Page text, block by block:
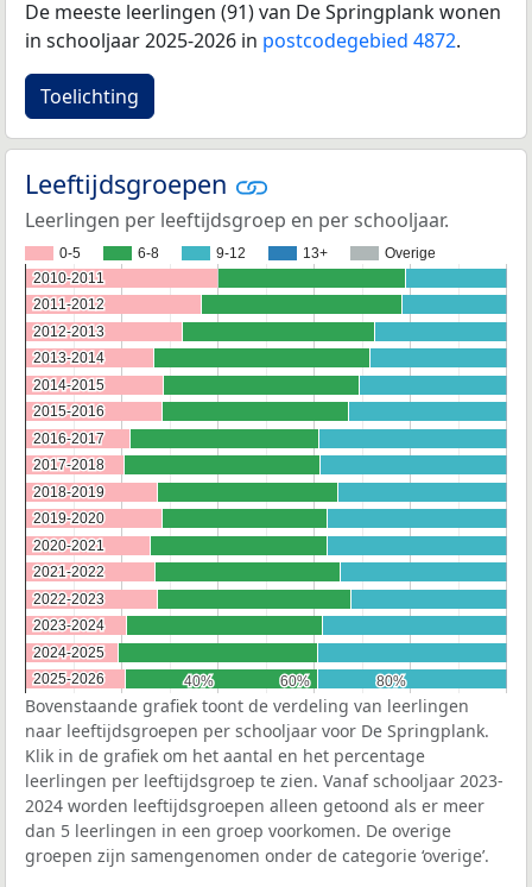
De meeste leerlingen (91) van De Springplank wonen
in schooljaar 2025-2026 in postcodegebied 4872.
Toelichting
Leeftijdsgroepen
Leerlingen per leeftijdsgroep en per schooljaar.
0-5 6-8 9-12 13+ Overige
40%
40% 60%
60% 80%
80%
2010-2011
2010-2011
2011-2012
2011-2012
2012-2013
2012-2013
2013-2014
2013-2014
2014-2015
2014-2015
2015-2016
2015-2016
2016-2017
2016-2017
2017-2018
2017-2018
2018-2019
2018-2019
2019-2020
2019-2020
2020-2021
2020-2021
2021-2022
2021-2022
2022-2023
2022-2023
2023-2024
2023-2024
2024-2025
2024-2025
2025-2026
2025-2026
Bovenstaande grafiek toont de verdeling van leerlingen
naar leeftijdsgroepen per schooljaar voor De Springplank.
Klik in de grafiek om het aantal en het percentage
leerlingen per leeftijdsgroep te zien. Vanaf schooljaar 2023-
2024 worden leeftijdsgroepen alleen getoond als er meer
dan 5 leerlingen in een groep voorkomen. De overige
groepen zijn samengenomen onder de categorie ‘overige’.